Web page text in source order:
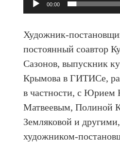
00:00
Художник-
постоянный соавтор
Сазонов, выпускник
Крымова в ГИТИСе,
в частности, с Юрием
Матвеевым, Полиной
Земляковой и
художником-